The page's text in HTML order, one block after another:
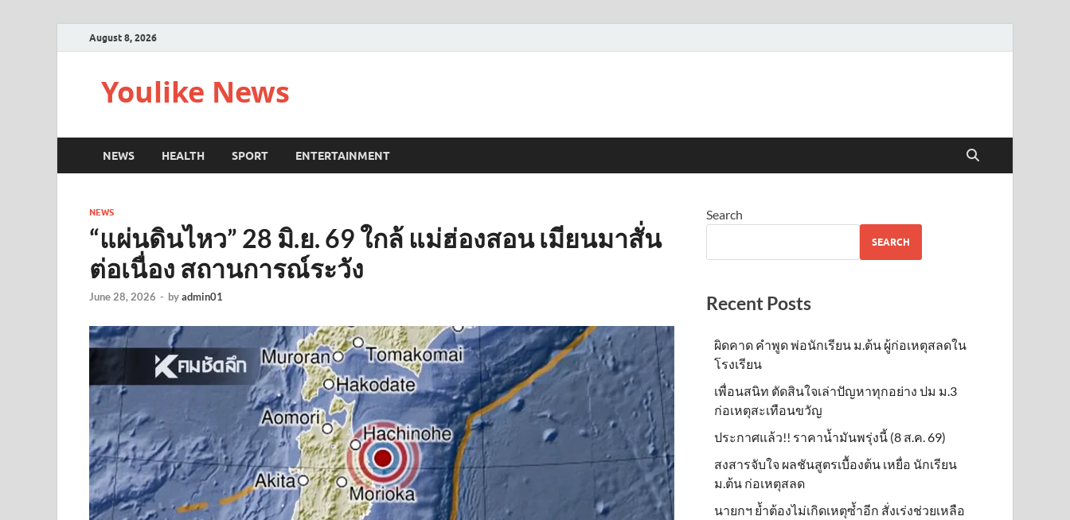
August 8, 2026
Youlike News
NEWS HEALTH SPORT ENTERTAINMENT
NEWS
“แผ่นดินไหว” 28 มิ.ย. 69 ใกล้ แม่ฮ่องสอน เมียนมาสั่น
ต่อเนื่อง สถานการณ์ระวัง
June 28, 2026 - byadmin01
Search
SEARCH
Recent Posts
ผิดคาด คำพูด พ่อนักเรียน ม.ต้น ผู้ก่อเหตุสลดใน
โรงเรียน
เพื่อนสนิท ตัดสินใจเล่าปัญหาทุกอย่าง ปม ม.3
ก่อเหตุสะเทือนขวัญ
ประกาศแล้ว!! ราคาน้ำมันพรุ่งนี้ (8 ส.ค. 69)
สงสารจับใจ ผลชันสูตรเบื้องต้น เหยื่อ นักเรียน
ม.ต้น ก่อเหตุสลด
นายกฯ ย้ำต้องไม่เกิดเหตุซ้ำอีก สั่งเร่งช่วยเหลือ